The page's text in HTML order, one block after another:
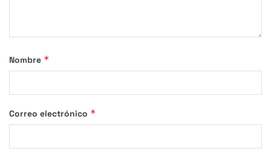
Nombre *
Correo electrónico *